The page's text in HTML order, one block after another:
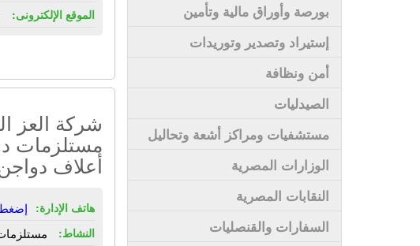
بورصة وأوراق مالية وتأمين
إستيراد وتصدير وتوريدات
أمن ونظافة
الصيدليات
مستشفيات ومراكز أشعة وتحاليل
الوزارات المصرية
النقابات المصرية
السفارات والقنصليات
الموقع الإلكترونى:
شركة العز
مستلزمات
أعلاف
هاتف الإدارة:
النشاط: